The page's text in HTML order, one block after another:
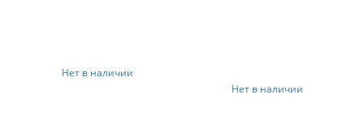
Нет в наличии
Нет в наличии